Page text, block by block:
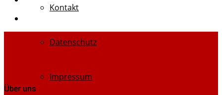
Kontakt
Datenschutz
Impressum
Über uns